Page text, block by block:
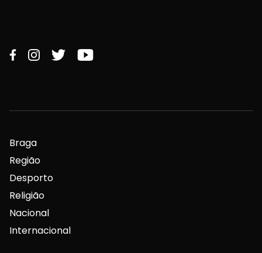
Braga
Região
Desporto
Religião
Nacional
Internacional